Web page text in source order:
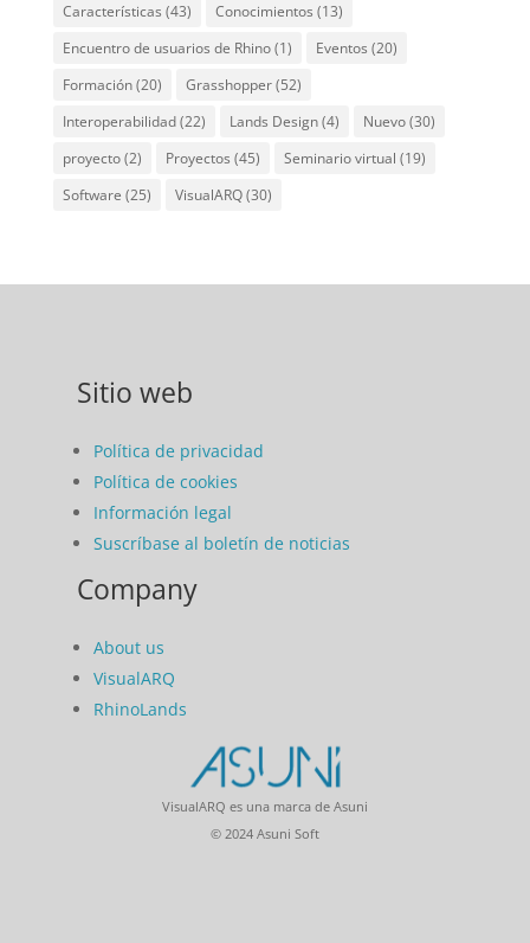
Características (43) Conocimientos (13)
Encuentro de usuarios de Rhino(1) Eventos (20)
Formación(20) Grasshopper(52)
Interoperabilidad(22) Lands Design(4) Nuevo(30)
proyecto(2) Proyectos (45) Seminario virtual (19)
Software (25) VisualARQ(30)
Sitio web
Política de privacidad
Política de cookies
Información legal
Suscríbase al boletín de noticias
Company
About us
VisualARQ
RhinoLands
VisualARQ es una marca de Asuni
© 2024 Asuni Soft